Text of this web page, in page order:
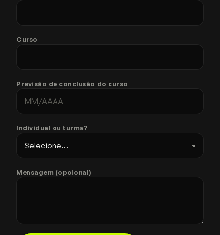
Curso
Previsão de conclusão do curso
Individual ou turma?
Mensagem (opcional)